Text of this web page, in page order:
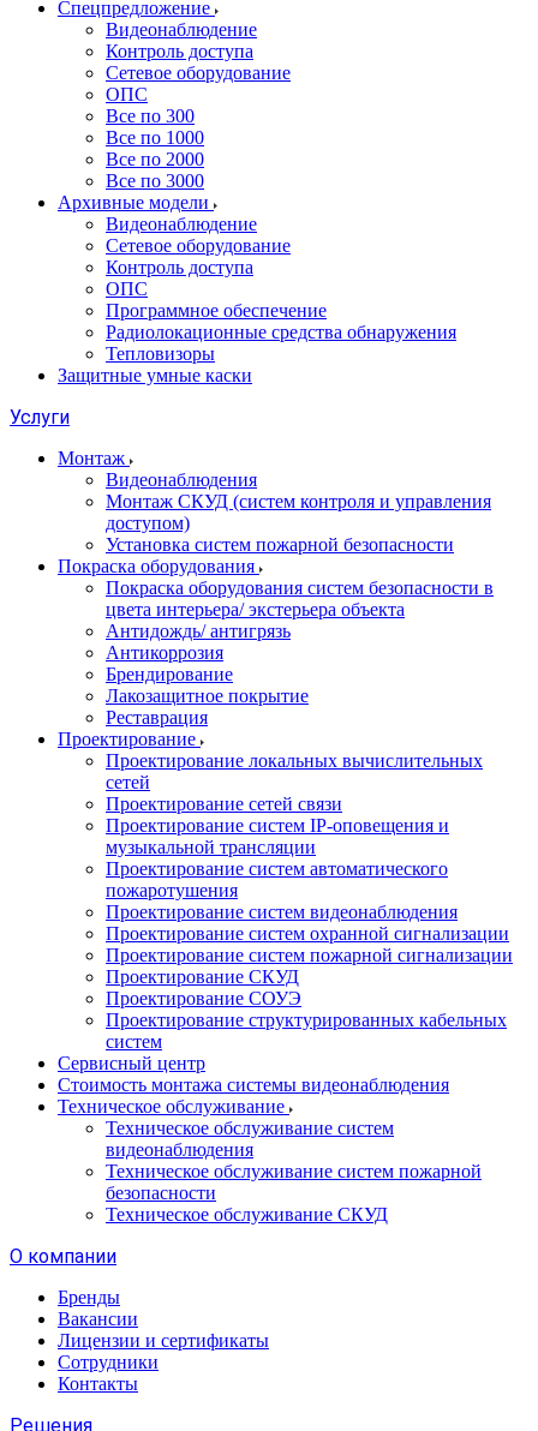
Спецпредложение
Видеонаблюдение
Контроль доступа
Сетевое оборудование
ОПС
Все по 300
Все по 1000
Все по 2000
Все по 3000
Архивные модели
Видеонаблюдение
Сетевое оборудование
Контроль доступа
ОПС
Программное обеспечение
Радиолокационные средства обнаружения
Тепловизоры
Защитные умные каски
Услуги
Монтаж
Видеонаблюдения
Монтаж СКУД (систем контроля и управления
доступом)
Установка систем пожарной безопасности
Покраска оборудования
Покраска оборудования систем безопасности в
цвета интерьера/ экстерьера объекта
Антидождь/ антигрязь
Антикоррозия
Брендирование
Лакозащитное покрытие
Реставрация
Проектирование
Проектирование локальных вычислительных
сетей
Проектирование сетей связи
Проектирование систем IP-оповещения и
музыкальной трансляции
Проектирование систем автоматического
пожаротушения
Проектирование систем видеонаблюдения
Проектирование систем охранной сигнализации
Проектирование систем пожарной сигнализации
Проектирование СКУД
Проектирование СОУЭ
Проектирование структурированных кабельных
систем
Сервисный центр
Стоимость монтажа системы видеонаблюдения
Техническое обслуживание
Техническое обслуживание систем
видеонаблюдения
Техническое обслуживание систем пожарной
безопасности
Техническое обслуживание СКУД
О компании
Бренды
Вакансии
Лицензии и сертификаты
Сотрудники
Контакты
Решения